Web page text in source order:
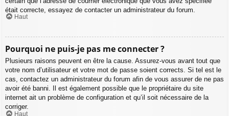
était correcte, essayez de contacter un administrateur du forum.
Haut
Pourquoi ne puis-je pas me connecter ?
Plusieurs raisons peuvent en être la cause. Assurez-vous avant tout que
votre nom d’utilisateur et votre mot de passe soient corrects. Si tel est le
cas, contactez un administrateur du forum afin de vous assurer de ne pas
avoir été banni. Il est également possible que le propriétaire du site
internet ait un problème de configuration et qu’il soit nécessaire de la
corriger.
Haut